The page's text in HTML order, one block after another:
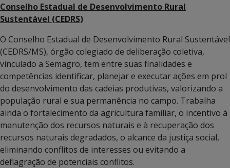
Conselho Estadual de Desenvolvimento Rural
Sustentável (CEDRS)
O Conselho Estadual de Desenvolvimento Rural Sustentável
(CEDRS/MS), órgão colegiado de deliberação coletiva,
vinculado a Semagro, tem entre suas finalidades e
competências identificar, planejar e executar ações em prol
do desenvolvimento das cadeias produtivas, valorizando a
população rural e sua permanência no campo. Trabalha
ainda o fortalecimento da agricultura familiar, o incentivo à
manutenção dos recursos naturais e à recuperação dos
recursos naturais degradados, o alcance da justiça social,
eliminando conflitos de interesses ou evitando a
deflagração de potenciais conflitos.